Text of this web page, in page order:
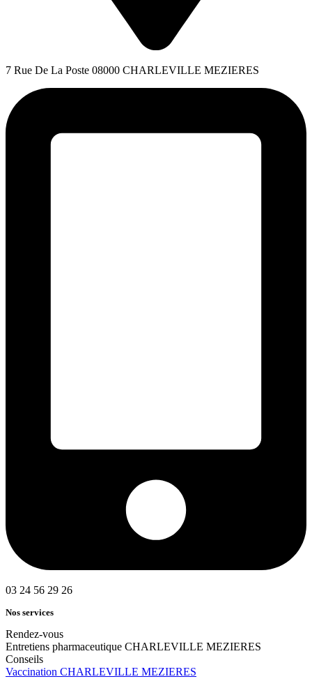
7 Rue De La Poste 08000 CHARLEVILLE MEZIERES
03 24 56 29 26
Nos services
Rendez-vous
Entretiens pharmaceutique CHARLEVILLE MEZIERES
Conseils
Vaccination CHARLEVILLE MEZIERES